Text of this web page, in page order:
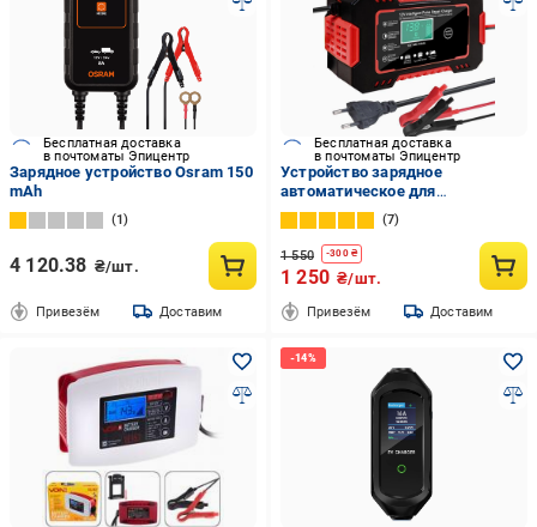
Бесплатная доставка
в почтоматы Эпицентр
Зарядное устройство Osram 150
mAh
1
4 120.38 ₴/шт.
Привезём Доставим
Бесплатная доставка
в почтоматы Эпицентр
Устройство зарядное
автоматическое для
автомобильных аккумуляторов
(9334414)
7
1 550 -300₴
1 250 ₴/шт.
Привезём Доставим